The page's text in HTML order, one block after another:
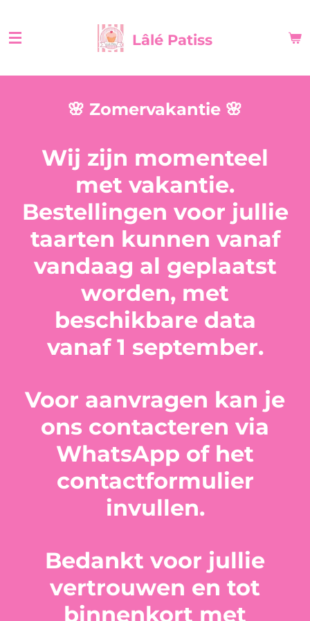
direct
naar
Lâlé Patiss
🌸 Zomervakantie 🌸
Wij zijn momenteel
met vakantie.
Bestellingen voor jullie
taarten kunnen vanaf
vandaag al geplaatst
worden, met
beschikbare data
vanaf 1 september.
Voor aanvragen kan je
ons contacteren via
WhatsApp of het
contactformulier
invullen.
Bedankt voor jullie
vertrouwen en tot
binnenkort met